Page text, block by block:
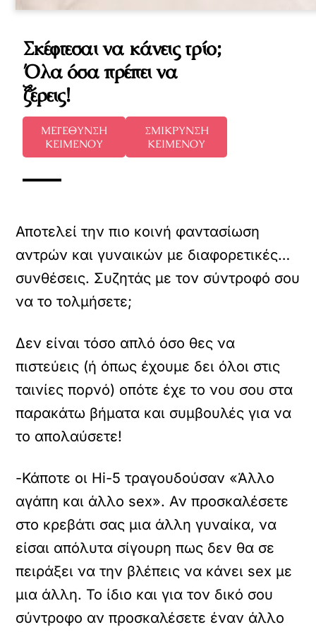
Σκέφτεσαι να κάνεις τρίο;
Όλα όσα πρέπει να
ξέρεις!
ΜΕΓΕΘΥΝΣΗ
ΚΕΙΜΕΝΟΥ
ΣΜΙΚΡΥΝΣΗ
ΚΕΙΜΕΝΟΥ
Αποτελεί την πιο κοινή φαντασίωση
αντρών και γυναικών με διαφορετικές…
συνθέσεις. Συζητάς με τον σύντροφό σου
να το τολμήσετε;
Δεν είναι τόσο απλό όσο θες να
πιστεύεις (ή όπως έχουμε δει όλοι στις
ταινίες πορνό) οπότε έχε το νου σου στα
παρακάτω βήματα και συμβουλές για να
το απολαύσετε!
-Κάποτε οι Hi-5 τραγουδούσαν «Άλλο
αγάπη και άλλο sex». Αν προσκαλέσετε
στο κρεβάτι σας μια άλλη γυναίκα, να
είσαι απόλυτα σίγουρη πως δεν θα σε
πειράξει να την βλέπεις να κάνει sex με
μια άλλη. Το ίδιο και για τον δικό σου
σύντροφο αν προσκαλέσετε έναν άλλο